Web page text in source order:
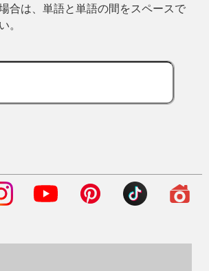
合は、単語と単語の間をスペースで
。